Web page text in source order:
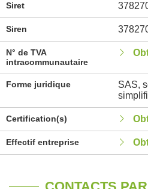
Siret
Siren
N° de TVA
intracommunautaire
Forme juridique
SAS,
Certification(s)
Effectif entreprise